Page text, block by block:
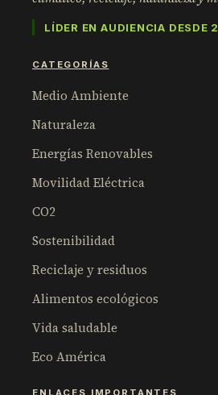
LÍDER EN AUDIENCIA DESDE
CATEGORÍAS
Medio Ambiente
Naturaleza
Energías Renovables
Movilidad Eléctrica
CO2
Sostenibilidad
Reciclaje y residuos
Alimentos ecológicos
Vida saludable
Eco América
ENLACES IMPORTANTES